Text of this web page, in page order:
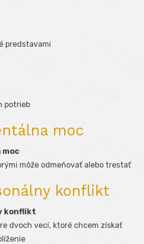
predstavami
potrieb
moc
môže odmeňovať alebo trestať
konflikt
konflikt
dvoch vecí, ktoré chcem získať